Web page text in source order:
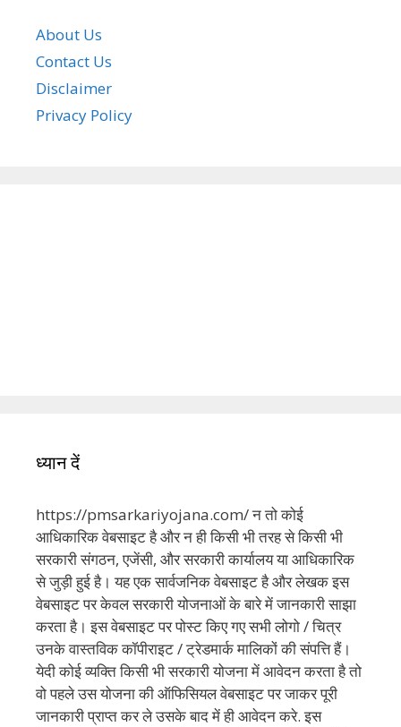
About Us
Contact Us
Disclaimer
Privacy Policy
से जुड़ी हुई है। यह एक सार्वजनिक वेबसाइट है और लेखक इस
करता है। इस वेबसाइट पर पोस्ट किए गए सभी लोगो / चित्र
उनके वास्तविक कॉपीराइट / ट्रेडमार्क मालिकों की संपत्ति हैं।
येदी कोई व्यक्ति किसी भी सरकारी योजना में आवेदन करता है तो
वो पहले उस योजना की ऑफिसियल वेबसाइट पर जाकर पूरी
जानकारी प्राप्त कर ले उसके बाद में ही आवेदन करे. इस
वेबसाइट पर केवल सरकारी योजनाओ की जानकारी दी जाती है.
योजना से आप को फायदा होगा या नहीं इस के लिए आप को
योजना से सम्बन्धित वेबसाइट पर जाकर जानकारी प्राप्त करनी
होगी. हमारा उद्देश्य केवल आप तक सरकारी योजना की जानकारी
साझा करना है.